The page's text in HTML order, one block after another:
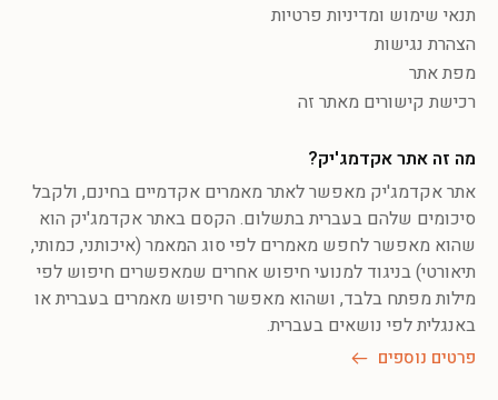
תנאי שימוש ומדיניות פרטיות
הצהרת נגישות
מפת אתר
רכישת קישורים מאתר זה
מה זה אתר אקדמג'יק?
אתר אקדמג'יק מאפשר לאתר מאמרים אקדמיים בחינם, ולקבל
סיכומים שלהם בעברית בתשלום. הקסם באתר אקדמג'יק הוא
שהוא מאפשר לחפש מאמרים לפי סוג המאמר (איכותני, כמותי,
תיאורטי) בניגוד למנועי חיפוש אחרים שמאפשרים חיפוש לפי
מילות מפתח בלבד, ושהוא מאפשר חיפוש מאמרים בעברית או
באנגלית לפי נושאים בעברית.
פרטים נוספים